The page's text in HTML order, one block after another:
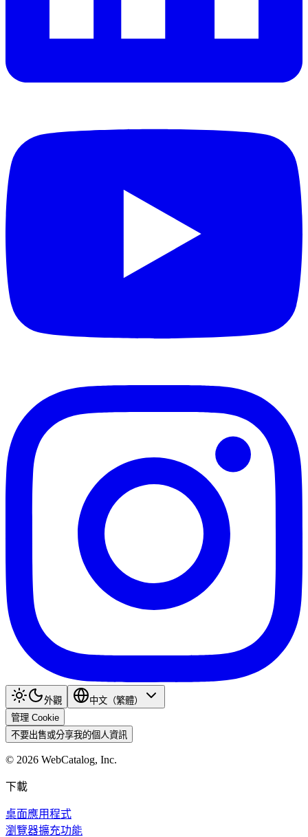
外觀
中文（繁體）
管理 Cookie
不要出售或分享我的個人資訊
© 2026 WebCatalog, Inc.
下載
桌面應用程式
瀏覽器擴充功能